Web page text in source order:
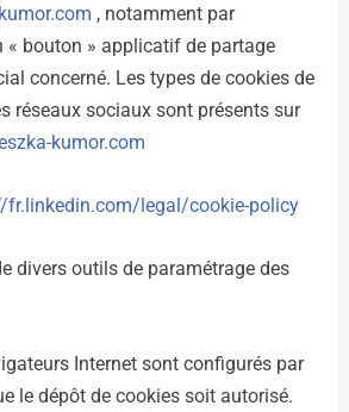
, notamment par
« bouton » applicatif de partage
concerné. Les types de cookies de
réseaux sociaux sont présents sur
kumor.com
fr.linkedin.com/legal/cookie-policy
divers outils de paramétrage des
Internet sont configurés par
le dépôt de cookies soit autorisé.